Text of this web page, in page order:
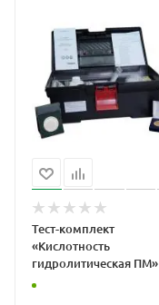
Тест-комплект
«Кислотность
гидролитическая ПМ»
(потенциометрический